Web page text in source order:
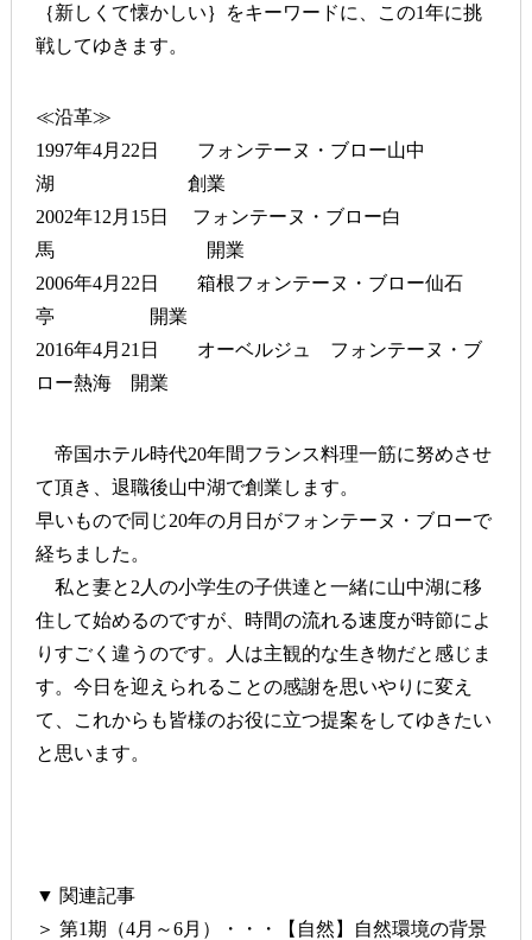
｛新しくて懐かしい｝をキーワードに、この1年に挑
戦してゆきます。
≪沿革≫
1997年4月22日 フォンテーヌ・ブロー山中
湖 創業
2002年12月15日 フォンテーヌ・ブロー白
馬 開業
2006年4月22日 箱根フォンテーヌ・ブロー仙石
亭 開業
2016年4月21日 オーベルジュ フォンテーヌ・ブ
ロー熱海 開業
帝国ホテル時代20年間フランス料理一筋に努めさせ
て頂き、退職後山中湖で創業します。
早いもので同じ20年の月日がフォンテーヌ・ブローで
経ちました。
私と妻と2人の小学生の子供達と一緒に山中湖に移
住して始めるのですが、時間の流れる速度が時節によ
りすごく違うのです。人は主観的な生き物だと感じま
す。今日を迎えられることの感謝を思いやりに変え
て、これからも皆様のお役に立つ提案をしてゆきたい
と思います。
▼ 関連記事
＞ 第1期（4月～6月）・・・【自然】自然環境の背景